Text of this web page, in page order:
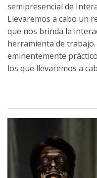
semipresencial de
Llevaremos a cabo un
que nos brinda la
herramienta de
eminentemente
los que llevaremos a